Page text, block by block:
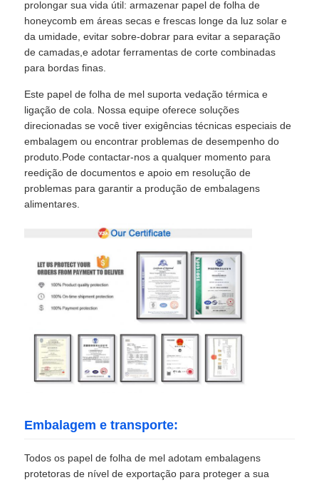
prolongar sua vida útil: armazenar papel de folha de
honeycomb em áreas secas e frescas longe da luz solar e
da umidade, evitar sobre-dobrar para evitar a separação
de camadas,e adotar ferramentas de corte combinadas
para bordas finas.
Este papel de folha de mel suporta vedação térmica e
ligação de cola. Nossa equipe oferece soluções
direcionadas se você tiver exigências técnicas especiais de
embalagem ou encontrar problemas de desempenho do
produto.Pode contactar-nos a qualquer momento para
reedição de documentos e apoio em resolução de
problemas para garantir a produção de embalagens
alimentares.
Embalagem e transporte:
Todos os papel de folha de mel adotam embalagens
protetoras de nível de exportação para proteger a sua